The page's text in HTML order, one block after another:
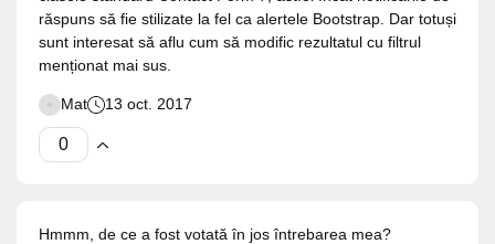
răspuns să fie stilizate la fel ca alertele Bootstrap. Dar totuși
sunt interesat să aflu cum să modific rezultatul cu filtrul
menționat mai sus.
Mat 13 oct. 2017
Hmmm, de ce a fost votată în jos întrebarea mea?